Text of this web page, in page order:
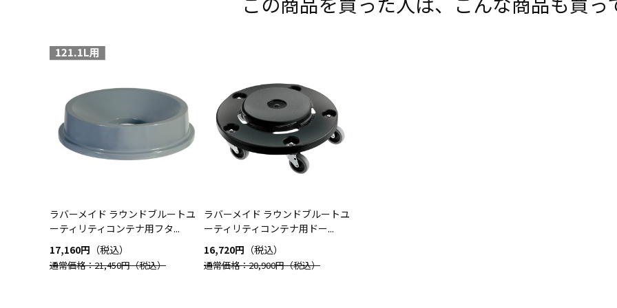
ラバーメイド ラウンドブルートユ
ーティリティコンテナ用フタ...
17,160円 （税込）
通常価格：21,450円（税込）
ラバーメイド ラウンドブルートユ
ーティリティコンテナ用ドー...
16,720円 （税込）
通常価格：20,900円（税込）